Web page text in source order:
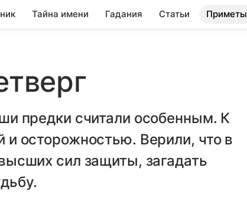
Тайна имени Гадания Статьи Приметы
предки считали особенным. К
и осторожностью. Верили, что в
сил защиты, загадать